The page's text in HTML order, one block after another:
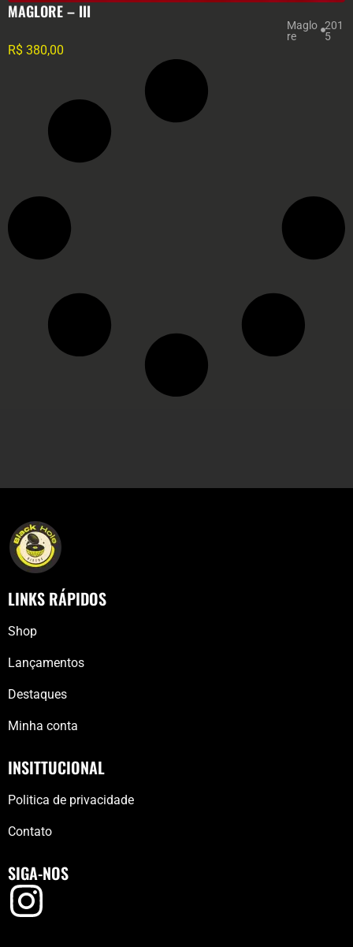
MAGLORE – III
Maglo
re
201
5
R$ 380,00
LINKS RÁPIDOS
Shop
Lançamentos
Destaques
Minha conta
INSITTUCIONAL
Politica de privacidade
Contato
SIGA-NOS